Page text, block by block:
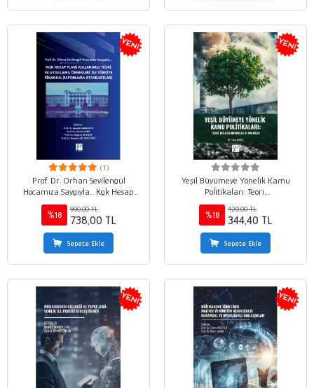
(1)
Prof. Dr. Orhan Sevilengül
Hocamıza Saygıyla… Kgk Hesap
Planı Kullanımlı Teori Ve Uygulama
Örnekleri İle Türkiye Finansal
Raporlama Standartları
%18
900,00 TL
738,00 TL
Sepete Ekle
Yeşil Büyümeye Yönelik Kamu
Politikaları: Teori,
Değerlendirmeler Ve Öneriler
%18
420,00 TL
344,40 TL
Sepete Ekle